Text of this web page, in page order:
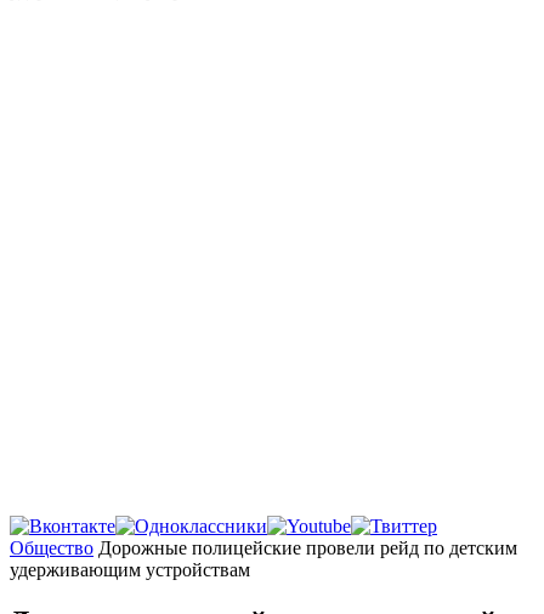
Главная
Общество Дорожные полицейские провели рейд по детским
удерживающим устройствам